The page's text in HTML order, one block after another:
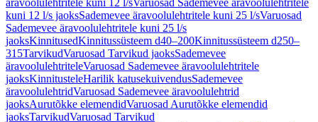
äravoolulehtritele kuni 12 l/sVaruosad Sademevee äravoolulehtritele
kuni 12 l/s jaoksSademevee äravoolulehtritele kuni 25 l/sVaruosad
Sademevee äravoolulehtritele kuni 25 l/s
jaoksKinnitusedKinnitussüsteem d40–200Kinnitussüsteem d250–
315TarvikudVaruosad Tarvikud jaoksSademevee
äravoolulehtriteleVaruosad Sademevee äravoolulehtritele
jaoksKinnitusteleHarilik katusekuivendusSademevee
äravoolulehtridVaruosad Sademevee äravoolulehtrid
jaoksAurutõkke elemendidVaruosad Aurutõkke elemendid
jaoksTarvikudVaruosad Tarvikud